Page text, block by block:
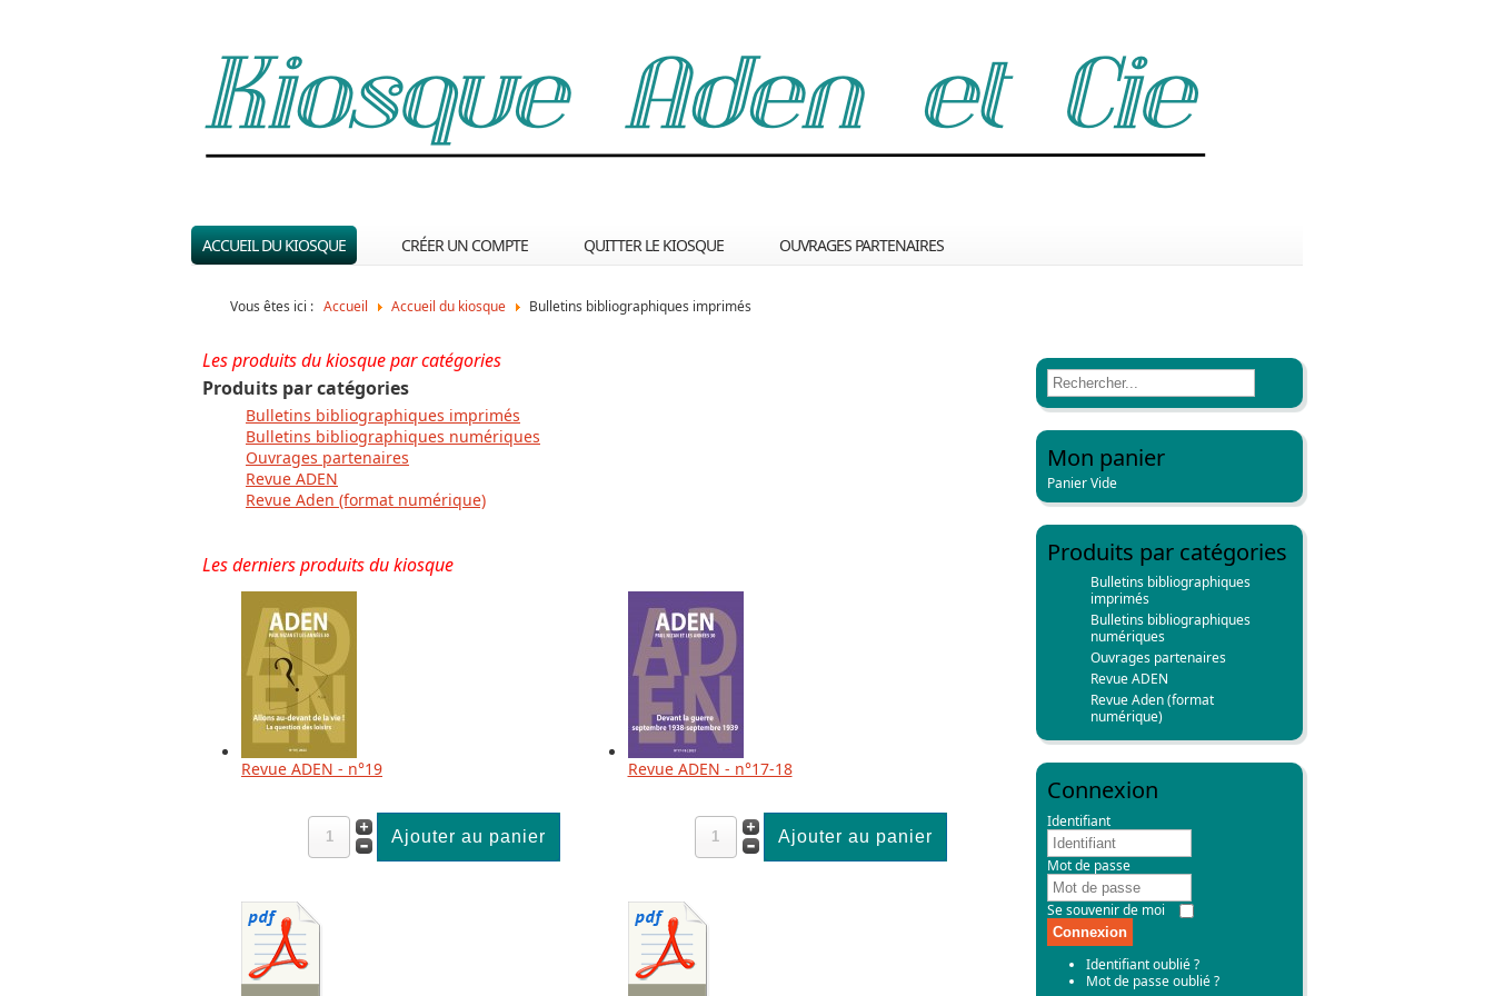
ACCUEIL DU KIOSQUE CRÉER UN COMPTE QUITTER LE KIOSQUE OUVRAGES PARTENAIRES
Vous êtes ici : Accueil Accueil du kiosque Bulletins bibliographiques imprimés
Les produits du kiosque par catégories
Produits par catégories
Bulletins bibliographiques imprimés
Bulletins bibliographiques numériques
Ouvrages partenaires
Revue ADEN
Revue Aden (format numérique)
Les derniers produits du kiosque
Revue ADEN - n°19 Revue ADEN - n°17-18
Mon panier
Panier Vide
Produits par catégories
Bulletins bibliographiques
imprimés
Bulletins bibliographiques
numériques
Ouvrages partenaires
Revue ADEN
Revue Aden (format
numérique)
Connexion
Identifiant
Mot de passe
Se souvenir de moi
Connexion
Identifiant oublié ?
Mot de passe oublié ?